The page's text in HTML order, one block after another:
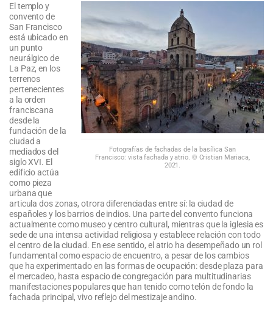
Fotografías de fachadas de la basílica San
Francisco: vista fachada y atrio. © Cristian Mariaca,
2021.
El templo y
convento de
San Francisco
está ubicado en
un punto
neurálgico de
La Paz, en los
terrenos
pertenecientes
a la orden
franciscana
desde la
fundación de la
ciudad a
mediados del
siglo XVI. El
edificio actúa
como pieza
urbana que
articula dos zonas, otrora diferenciadas entre sí: la ciudad de
españoles y los barrios de indios. Una parte del convento funciona
actualmente como museo y centro cultural, mientras que la iglesia es
sede de una intensa actividad religiosa y establece relación con todo
el centro de la ciudad. En ese sentido, el atrio ha desempeñado un rol
fundamental como espacio de encuentro, a pesar de los cambios
que ha experimentado en las formas de ocupación: desde plaza para
el mercadeo, hasta espacio de congregación para multitudinarias
manifestaciones populares que han tenido como telón de fondo la
fachada principal, vivo reflejo del mestizaje andino.